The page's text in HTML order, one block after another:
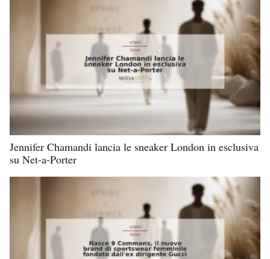
Jennifer Chamandi lancia le sneaker London in esclusiva
su Net-a-Porter